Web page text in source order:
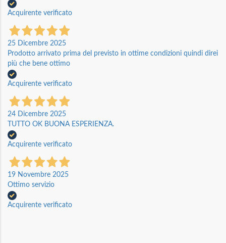
Acquirente verificato
25 Dicembre 2025
Prodotto arrivato prima del previsto in ottime condizioni quindi direi
più che bene ottimo
Acquirente verificato
24 Dicembre 2025
TUTTO OK BUONA ESPERIENZA.
Acquirente verificato
19 Novembre 2025
Ottimo servizio
Acquirente verificato